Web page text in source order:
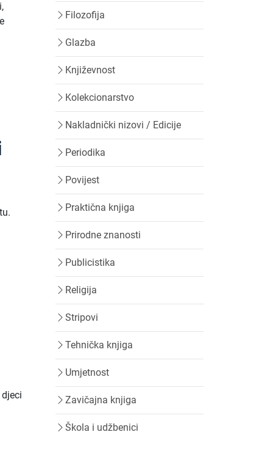
Filozofija
Glazba
Književnost
Kolekcionarstvo
Nakladnički nizovi / Edicije
Periodika
Povijest
Praktična knjiga
Prirodne znanosti
Publicistika
Religija
Stripovi
Tehnička knjiga
Umjetnost
Zavičajna knjiga
Škola i udžbenici